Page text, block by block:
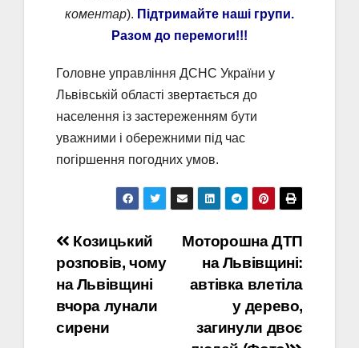
коментар). Підтримайте наші групи.
Разом до перемоги!!!
Головне управління ДСНС України у
Львівській області звертається до
населення із застереженням бути
уважними і обережними під час
погіршення погодних умов.
Навігація
записів
Моторошна ДТП
на Львівщині:
автівка влетіла
у дерево,
загинули двоє
Козицький
розповів, чому
на Львівщині
вчора лунали
сирени